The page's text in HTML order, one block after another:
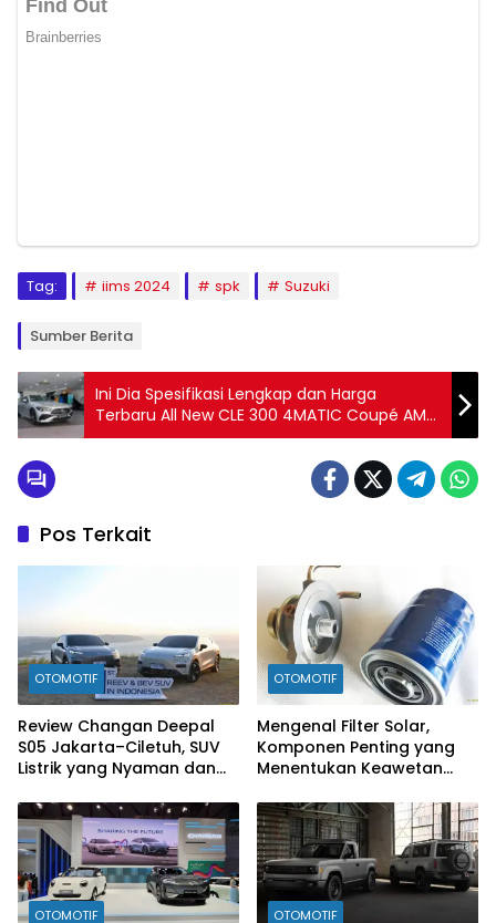
Tag: iims 2024 spk Suzuki
Sumber Berita
Ini Dia Spesifikasi Lengkap dan Harga
Terbaru All New CLE 300 4MATIC Coupé AMG
Line!
Pos Terkait
OTOMOTIF
Review Changan Deepal
S05 Jakarta–Ciletuh, SUV
Listrik yang Nyaman dan
OTOMOTIF
Mengenal Filter Solar,
Komponen Penting yang
Menentukan Keawetan
OTOMOTIF OTOMOTIF